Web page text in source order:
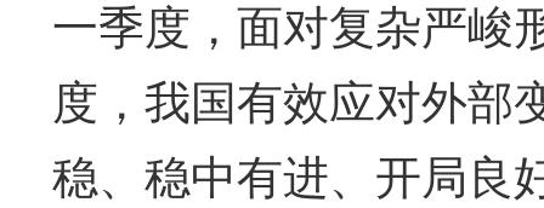
一季度，面对复杂严峻
度，我国有效应对外部
稳、稳中有进、开局良